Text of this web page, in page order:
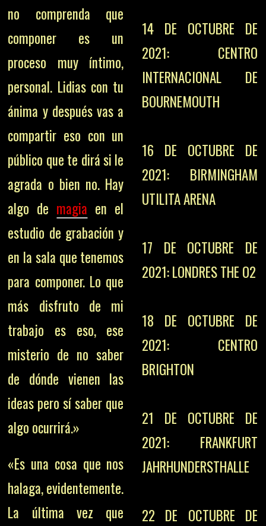
no comprenda que
componer es un
proceso muy íntimo,
personal. Lidias con tu
ánima y después vas a
compartir eso con un
público que te dirá si le
agrada o bien no. Hay
algo de magia en el
estudio de grabación y
en la sala que tenemos
para componer. Lo que
más disfruto de mi
trabajo es eso, ese
misterio de no saber
de dónde vienen las
ideas pero sí saber que
algo ocurrirá.»
«Es una cosa que nos
halaga, evidentemente.
La última vez que
14 DE OCTUBRE DE
2021: CENTRO
INTERNACIONAL DE
BOURNEMOUTH
16 DE OCTUBRE DE
2021: BIRMINGHAM
UTILITA ARENA
17 DE OCTUBRE DE
2021: LONDRES THE O2
18 DE OCTUBRE DE
2021: CENTRO
BRIGHTON
21 DE OCTUBRE DE
2021: FRANKFURT
JAHRHUNDERSTHALLE
22 DE OCTUBRE DE